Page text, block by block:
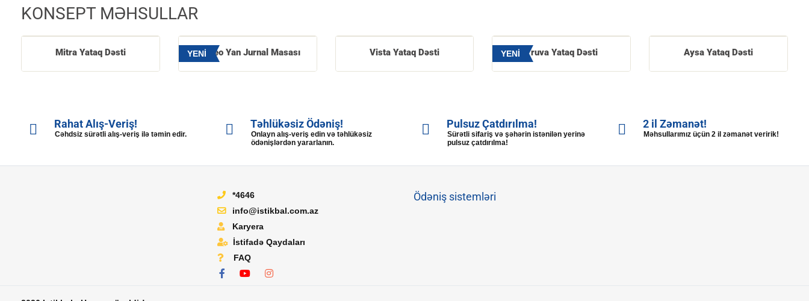
KONSEPT MƏHSULLAR
Mitra Yataq Dəsti Borneo Yan Jurnal Masası
YENİ Vista Yataq Dəsti Truva Yataq Dəsti
YENİ Aysa Yataq Dəsti
Rahat Alış-Veriş!
Cəhdsiz sürətli alış-veriş ilə təmin edir.
Təhlükəsiz Ödəniş!
Onlayn alış-veriş edin və təhlükəsiz
ödənişlərdən yararlanın.
Pulsuz Çatdırılma!
Sürətli sifariş və şəhərin istənilən yerinə
pulsuz çatdırılma!
2 il Zəmanət!
Məhsullarımız üçün 2 il zəmanət veririk!
*4646
info@istikbal.com.az
Karyera
İstifadə Qaydaları
FAQ
Ödəniş sistemləri